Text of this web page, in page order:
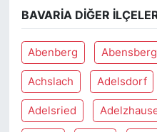
BAVARIA DIĞER
Abenberg Abensberg
Achslach Adelsdorf
Adelsried